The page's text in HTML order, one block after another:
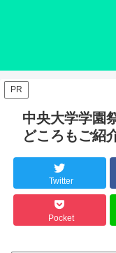
PR
中央大学学園
どころもご紹
Twitter
Pocket